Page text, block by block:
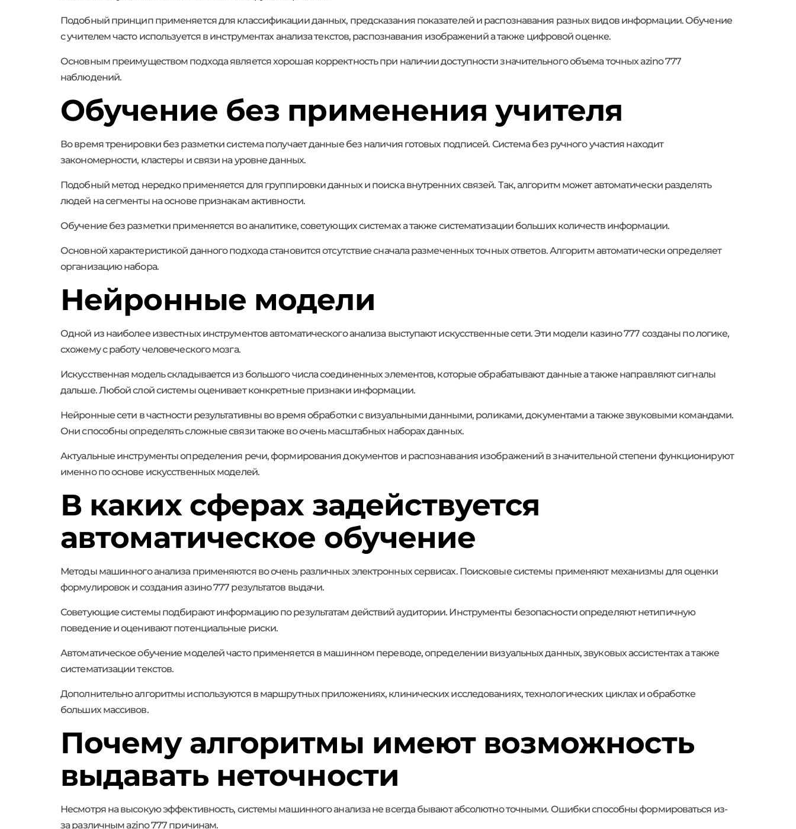
Подобный принцип применяется для классификации данных, предсказания показателей и распознавания разных видов информации. Обучение
с учителем часто используется в инструментах анализа текстов, распознавания изображений а также цифровой оценке.
Основным преимуществом подхода является хорошая корректность при наличии доступности значительного объема точных azino 777
наблюдений.
Обучение без применения учителя
Во время тренировки без разметки система получает данные без наличия готовых подписей. Система без ручного участия находит
закономерности, кластеры и связи на уровне данных.
Подобный метод нередко применяется для группировки данных и поиска внутренних связей. Так, алгоритм может автоматически разделять
людей на сегменты на основе признакам активности.
Обучение без разметки применяется во аналитике, советующих системах а также систематизации больших количеств информации.
Основной характеристикой данного подхода становится отсутствие сначала размеченных точных ответов. Алгоритм автоматически определяет
организацию набора.
Нейронные модели
Одной из наиболее известных инструментов автоматического анализа выступают искусственные сети. Эти модели казино 777 созданы по логике,
схожему с работу человеческого мозга.
Искусственная модель складывается из большого числа соединенных элементов, которые обрабатывают данные а также направляют сигналы
дальше. Любой слой системы оценивает конкретные признаки информации.
Нейронные сети в частности результативны во время обработки с визуальными данными, роликами, документами а также звуковыми командами.
Они способны определять сложные связи также во очень масштабных наборах данных.
Актуальные инструменты определения речи, формирования документов и распознавания изображений в значительной степени функционируют
именно по основе искусственных моделей.
В каких сферах задействуется
автоматическое обучение
Методы машинного анализа применяются во очень различных электронных сервисах. Поисковые системы применяют механизмы для оценки
формулировок и создания азино 777 результатов выдачи.
Советующие системы подбирают информацию по результатам действий аудитории. Инструменты безопасности определяют нетипичную
поведение и оценивают потенциальные риски.
Автоматическое обучение моделей часто применяется в машинном переводе, определении визуальных данных, звуковых ассистентах а также
систематизации текстов.
Дополнительно алгоритмы используются в маршрутных приложениях, клинических исследованиях, технологических циклах и обработке
больших массивов.
Почему алгоритмы имеют возможность
выдавать неточности
Несмотря на высокую эффективность, системы машинного анализа не всегда бывают абсолютно точными. Ошибки способны формироваться из-
за различным azino 777 причинам.